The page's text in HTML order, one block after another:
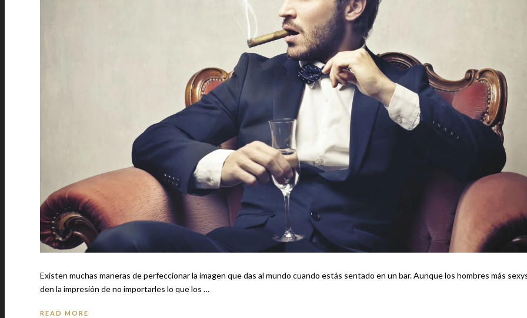
Existen muchas maneras de perfeccionar la imagen que das al mundo cuando estás sentado en un bar. Aunque los hombres más sexys
den la impresión de no importarles lo que los …
READ MORE